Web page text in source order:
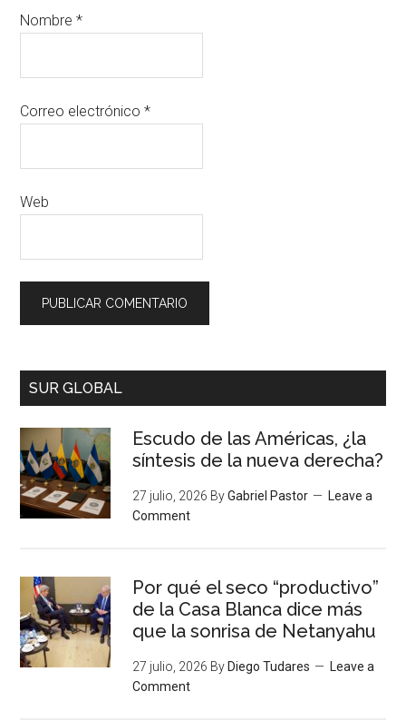
Nombre*
Correo electrónico*
Web
SUR GLOBAL
Escudo de las Américas, ¿la
síntesis de la nueva derecha?
27 julio, 2026 ByGabriel Pastor
Leave a
Comment
Por qué el seco “productivo”
de la Casa Blanca dice más
que la sonrisa de Netanyahu
27 julio, 2026 ByDiego Tudares
Leave a
Comment